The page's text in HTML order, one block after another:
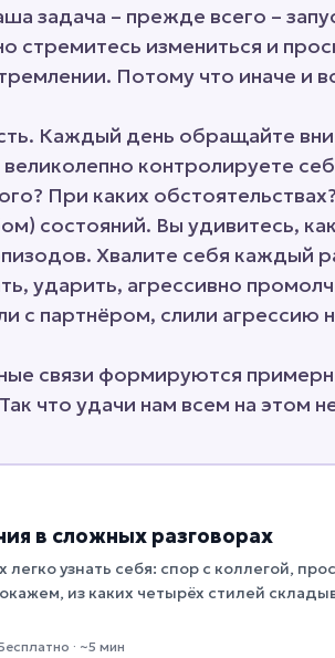
задача – прежде всего –
стремитесь измениться и
Потому что иначе и
Каждый день обращайте
контролируете
При каких
состояний. Вы удивитесь,
Хвалите себя каждый
ударить, агрессивно
с партнёром, слили
связи формируются
что удачи нам всем на этом
в сложных разговорах
легко узнать себя: спор с коллегой,
из каких четырёх стилей
· ~5 мин